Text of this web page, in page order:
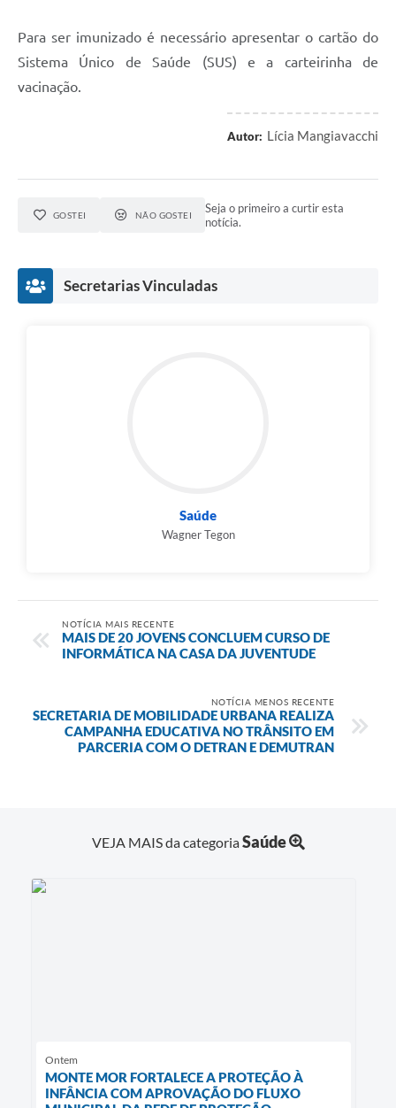
Para ser imunizado é necessário apresentar o cartão do
Sistema Único de Saúde (SUS) e a carteirinha de
vacinação.
Autor: Lícia Mangiavacchi
GOSTEI NÃO GOSTEI
Seja o primeiro a curtir esta
notícia.
Secretarias Vinculadas
Saúde
Wagner Tegon
NOTÍCIA MAIS RECENTE
MAIS DE 20 JOVENS CONCLUEM CURSO DE
INFORMÁTICA NA CASA DA JUVENTUDE
NOTÍCIA MENOS RECENTE
SECRETARIA DE MOBILIDADE URBANA REALIZA
CAMPANHA EDUCATIVA NO TRÂNSITO EM
PARCERIA COM O DETRAN E DEMUTRAN
VEJA MAIS da categoriaSaúde
Ontem
MONTE MOR FORTALECE A PROTEÇÃO À
INFÂNCIA COM APROVAÇÃO DO FLUXO